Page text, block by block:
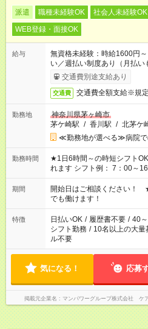
派遣 職種未経験OK 社会人未経験OK
WEB登録・面接OK
給与
無資格未経験：時給1600
い／週払い制度あり（月払
完了次第のお支払いとなりま
交通費別途支給あり
交通費 交通費全額支給※規
勤務地
神奈川県茅ヶ崎市
茅ケ崎駅 / 香川駅 / 北茅ケ
≪勤務地が選べる≫病院で
勤務時間
★1日6時間～の時短シフトOK ★都合に合わせてシフトが決めら
れます シフト例： 7：00～
18：00 11：00～20：00 など ※Wワークの場合、他のお仕
合わせ週40時間超の就業は
週20時間以上勤務は社会保
派遣法（日雇い派遣の原則
業はご案内が難しい場合があ
期間
開始日はご相談ください
でも働けます！
特徴 日払いOK / 履歴書不要 / 40
シフト勤務 / 10名以上の大量
ル不要
気になる！ 応募
掲載元企業名 マンパワーグループ株式会社 ケ